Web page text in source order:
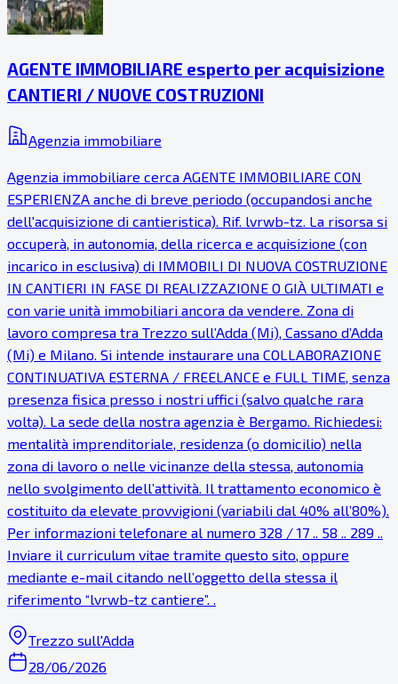
AGENTE IMMOBILIARE esperto per acquisizione
CANTIERI / NUOVE COSTRUZIONI
Agenzia immobiliare
Agenzia immobiliare cerca AGENTE IMMOBILIARE CON
ESPERIENZA anche di breve periodo (occupandosi anche
dell'acquisizione di cantieristica). Rif. lvrwb-tz. La risorsa si
occuperà, in autonomia, della ricerca e acquisizione (con
incarico in esclusiva) di IMMOBILI DI NUOVA COSTRUZIONE
IN CANTIERI IN FASE DI REALIZZAZIONE O GIÀ ULTIMATI e
con varie unità immobiliari ancora da vendere. Zona di
lavoro compresa tra Trezzo sull’Adda (Mi), Cassano d’Adda
(Mi) e Milano. Si intende instaurare una COLLABORAZIONE
CONTINUATIVA ESTERNA / FREELANCE e FULL TIME, senza
presenza fisica presso i nostri uffici (salvo qualche rara
volta). La sede della nostra agenzia è Bergamo. Richiedesi:
mentalità imprenditoriale, residenza (o domicilio) nella
zona di lavoro o nelle vicinanze della stessa, autonomia
nello svolgimento dell’attività. Il trattamento economico è
costituito da elevate provvigioni (variabili dal 40% all’80%).
Per informazioni telefonare al numero 328 / 17 .. 58 .. 289 ..
Inviare il curriculum vitae tramite questo sito, oppure
mediante e-mail citando nell’oggetto della stessa il
riferimento “lvrwb-tz cantiere”. .
Trezzo sull'Adda
28/06/2026